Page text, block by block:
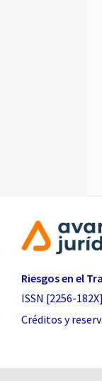
Riesgos en el
ISSN [2256-182X]
Créditos y